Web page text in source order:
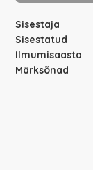
Sisestaja
Sisestatud
Ilmumisaasta
Märksõnad